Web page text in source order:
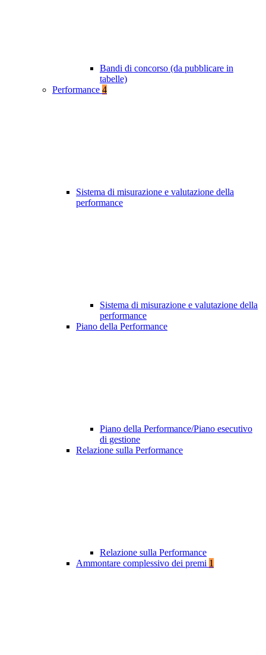
Bandi di concorso (da pubblicare in
tabelle)
Performance 4
Sistema di misurazione e valutazione della
performance
Sistema di misurazione e valutazione della
performance
Piano della Performance
Piano della Performance/Piano esecutivo
di gestione
Relazione sulla Performance
Relazione sulla Performance
Ammontare complessivo dei premi 1